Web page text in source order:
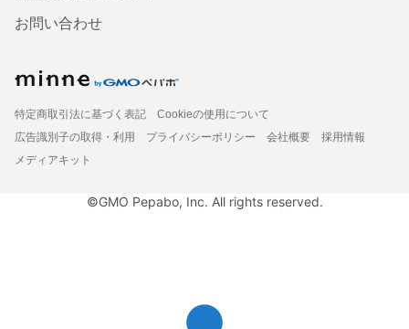
お問い合わせ
特定商取引法に基づく表記
Cookieの使用について
広告識別子の取得・利用
プライバシーポリシー 会社概要
採用情報
メディアキット
©GMO Pepabo, Inc. All rights reserved.